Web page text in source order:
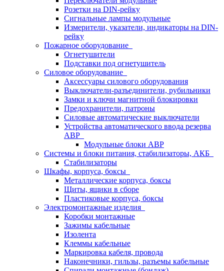
Розетки на DIN-рейку
Сигнальные лампы модульные
Измерители, указатели, индикаторы на DIN-
рейку
Пожарное оборудование
Огнетушители
Подставки под огнетушитель
Силовое оборудование
Аксессуары силового оборудования
Выключатели-разъединители, рубильники
Замки и ключи магнитной блокировки
Предохранители, патроны
Силовые автоматические выключатели
Устройства автоматического ввода резерва
АВР
Модульные блоки АВР
Системы и блоки питания, стабилизаторы, АКБ
Стабилизаторы
Шкафы, корпуса, боксы
Металлические корпуса, боксы
Щиты, ящики в сборе
Пластиковые корпуса, боксы
Электромонтажные изделия
Коробки монтажные
Зажимы кабельные
Изолента
Клеммы кабельные
Маркировка кабеля, провода
Наконечники, гильзы, разъемы кабельные